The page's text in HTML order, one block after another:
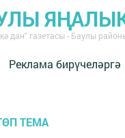
дан" газетасы - Баулы
Реклама бирүчеләргә
ТЕМА